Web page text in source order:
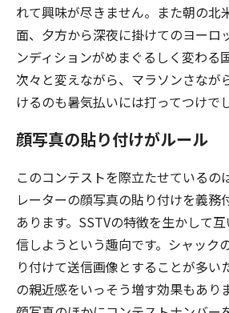
れて興味が尽きません。また朝の北
面、夕方から深夜に掛けてのヨーロ
ンディションがめまぐるしく変わる
次々と変えながら、マラソンさなが
けるのも暑気払いには打ってつけで
顔写真の貼り付けがルール
このコンテストを際立たせているの
レーターの顔写真の貼り付けを義務
あります。SSTVの特徴を生かして
信しようという趣向です。シャック
り付けて送信画像とすることが多い
の親近感をいっそう増す効果もあり